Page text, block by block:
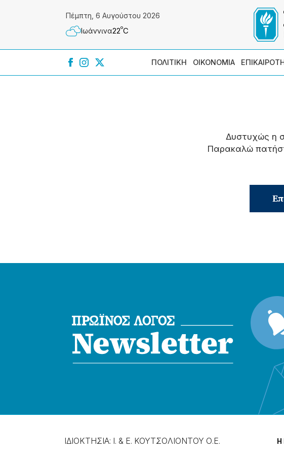
Πέμπτη, 6 Αυγούστου 2026
Ιωάννɩνα22ºC
ΠΟΛΙΤΙΚΗ ΟΙΚΟΝΟΜΙΑ
Δυστυχώς η
Παρακαλώ
ΙΔΙΟΚΤΗΣΙΑ: Ι. & Ε. ΚΟΥΤΣΟΛΙΟΝΤΟΥ Ο.Ε. Η